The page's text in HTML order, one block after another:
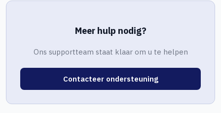
Meer hulp nodig?
Ons supportteam staat klaar om u te helpen
Contacteer ondersteuning